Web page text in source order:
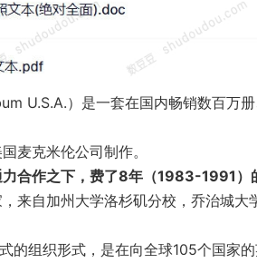
U.S.A.）是一套在国内畅销数百万
麦克米伦公司制作。
合作之下，费了8年（1983-1991）
来自加州大学洛杉矶分校，乔治城大
的组织形式，是在向全球105个国家